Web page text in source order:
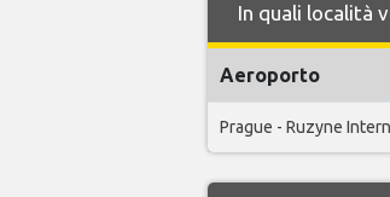
In quali località
Aeroporto
Prague - Ruzyne